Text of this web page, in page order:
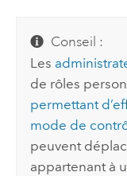
Conseil :
Les
de rôles
permettant
mode de
peuvent
appartenant à